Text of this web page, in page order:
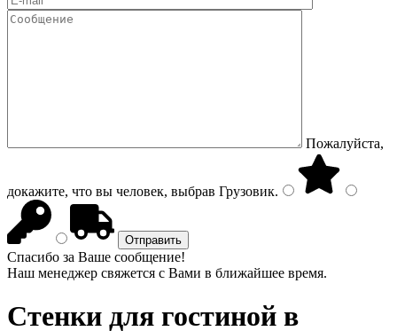
Пожалуйста,
докажите, что вы человек, выбрав Грузовик.
Спасибо за Ваше сообщение!
Наш менеджер свяжется с Вами в ближайшее время.
Стенки для гостиной в